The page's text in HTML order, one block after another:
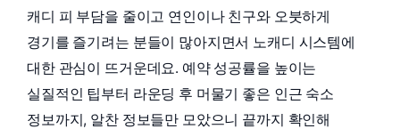
캐디 피 부담을 줄이고 연인이나 친구와 오붓하게
경기를 즐기려는 분들이 많아지면서 노캐디 시스템에
대한 관심이 뜨거운데요. 예약 성공률을 높이는
실질적인 팁부터 라운딩 후 머물기 좋은 인근 숙소
정보까지, 알찬 정보들만 모았으니 끝까지 확인해